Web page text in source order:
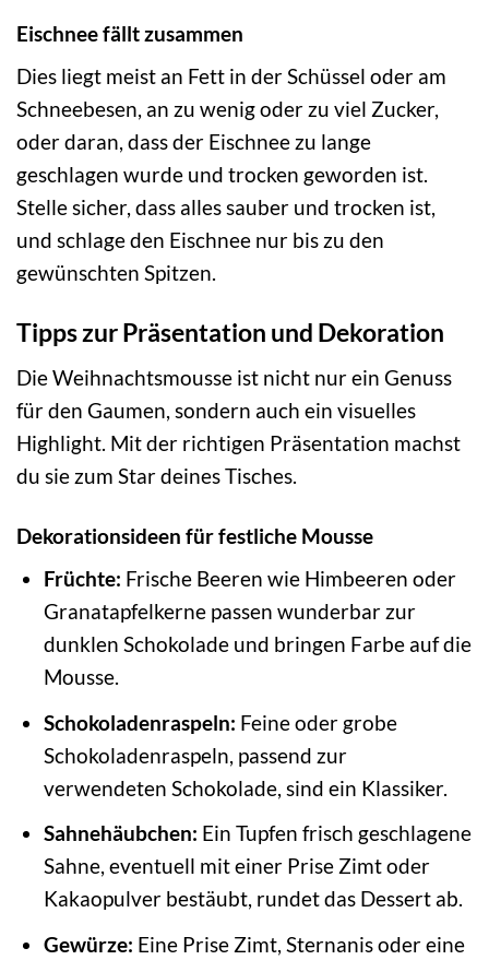
Eischnee fällt zusammen
Dies liegt meist an Fett in der Schüssel oder am
Schneebesen, an zu wenig oder zu viel Zucker,
oder daran, dass der Eischnee zu lange
geschlagen wurde und trocken geworden ist.
Stelle sicher, dass alles sauber und trocken ist,
und schlage den Eischnee nur bis zu den
gewünschten Spitzen.
Tipps zur Präsentation und Dekoration
Die Weihnachtsmousse ist nicht nur ein Genuss
für den Gaumen, sondern auch ein visuelles
Highlight. Mit der richtigen Präsentation machst
du sie zum Star deines Tisches.
Dekorationsideen für festliche Mousse
Früchte: Frische Beeren wie Himbeeren oder
Granatapfelkerne passen wunderbar zur
dunklen Schokolade und bringen Farbe auf die
Mousse.
Schokoladenraspeln: Feine oder grobe
Schokoladenraspeln, passend zur
verwendeten Schokolade, sind ein Klassiker.
Sahnehäubchen: Ein Tupfen frisch geschlagene
Sahne, eventuell mit einer Prise Zimt oder
Kakaopulver bestäubt, rundet das Dessert ab.
Gewürze: Eine Prise Zimt, Sternanis oder eine